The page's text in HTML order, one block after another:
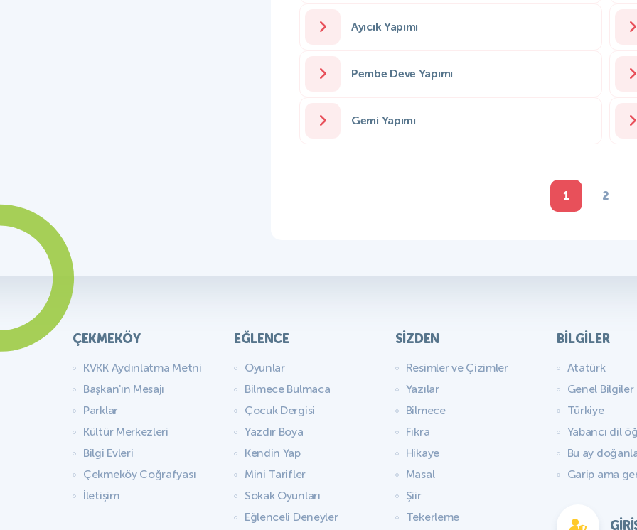
Ayıcık Yapımı
Pembe Deve Yapımı
Gemi Yapımı
1 2
ÇEKMEKÖY
KVKK Aydınlatma Metni
Başkan'ın Mesajı
Parklar
Kültür Merkezleri
Bilgi Evleri
Çekmeköy Coğrafyası
İletişim
EĞLENCE
Oyunlar
Bilmece Bulmaca
Çocuk Dergisi
Yazdır Boya
Kendin Yap
Mini Tarifler
Sokak Oyunları
Eğlenceli Deneyler
SIZDEN
Resimler ve Çizimler
Yazılar
Bilmece
Fıkra
Hikaye
Masal
Şiir
Tekerleme
BILGILER
Atatürk
Genel Bilgiler
Türkiye
Yabancı dil
Bu ay
Garip ama